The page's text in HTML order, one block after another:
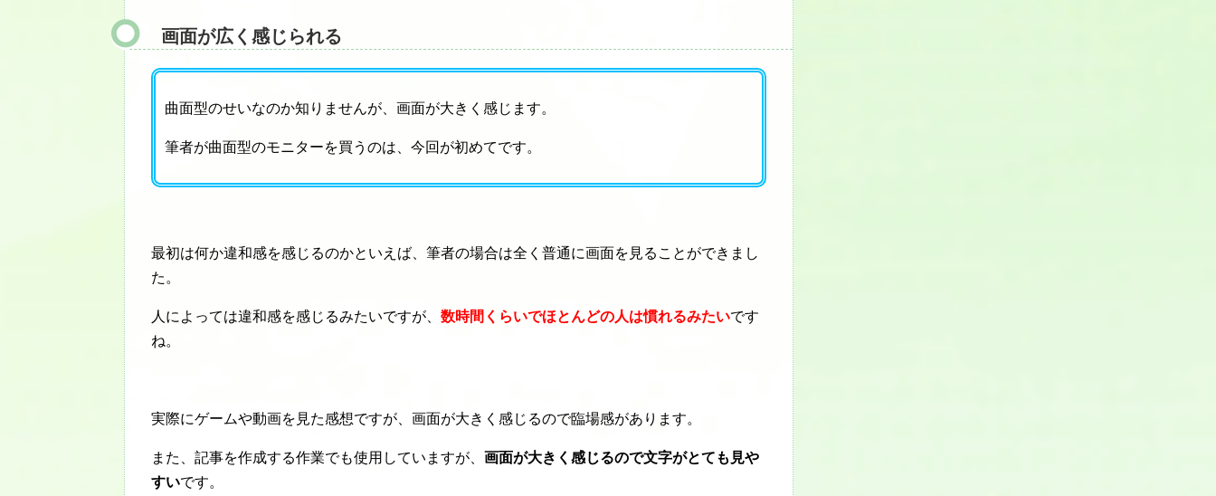
画面が広く感じられる
曲面型のせいなのか知りませんが、画面が大きく感じます。
筆者が曲面型のモニターを買うのは、今回が初めてです。
最初は何か違和感を感じるのかといえば、筆者の場合は全く普通に画面を見ることができまし
た。
人によっては違和感を感じるみたいですが、 数時間くらいでほとんどの人は慣れるみたいです
ね。
実際にゲームや動画を見た感想ですが、画面が大きく感じるので臨場感があります。
また、記事を作成する作業でも使用していますが、 画面が大きく感じるので文字がとても見や
すいです。